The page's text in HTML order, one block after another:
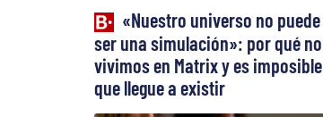
«Nuestro universo no puede
ser una simulación»: por qué no
vivimos en Matrix y es imposible
que llegue a existir